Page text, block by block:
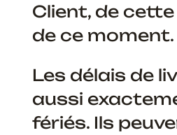
Client, de
de ce moment.
Les délais de
aussi
fériés. Ils